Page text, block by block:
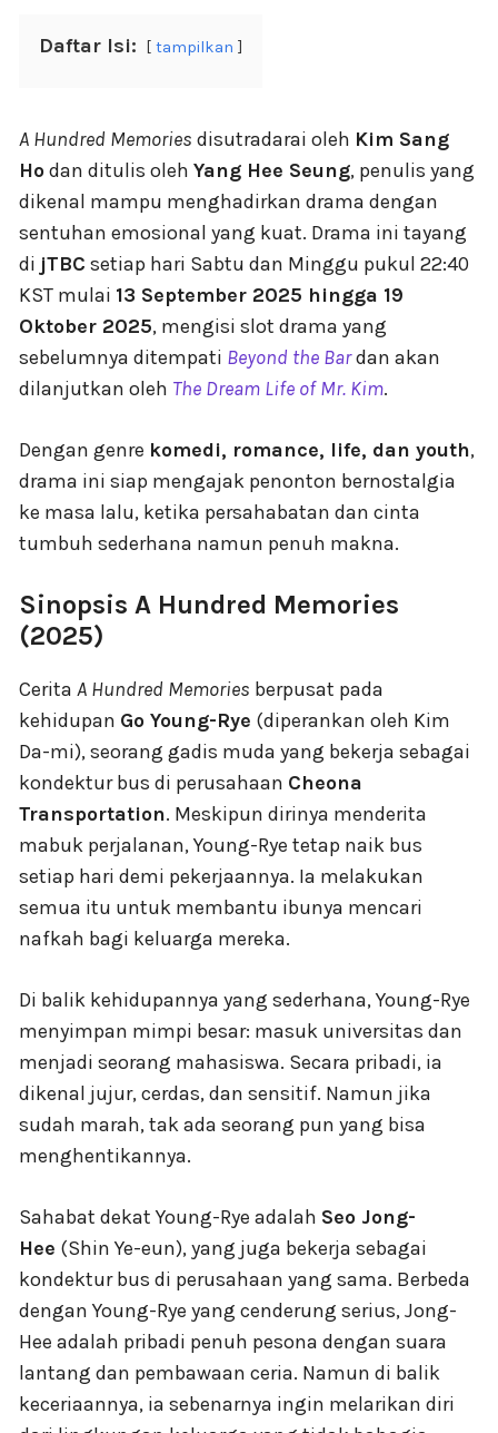
Daftar Isi: tampilkan
A Hundred Memories disutradarai oleh Kim Sang
Hodan ditulis oleh Yang Hee Seung, penulis yang
dikenal mampu menghadirkan drama dengan
sentuhan emosional yang kuat. Drama ini tayang
di jTBC setiap hari Sabtu dan Minggu pukul 22:40
KST mulai 13 September 2025 hingga 19
Oktober 2025, mengisi slot drama yang
sebelumnya ditempati Beyond the Bardan akan
dilanjutkan oleh The Dream Life of Mr. Kim.
Dengan genre komedi, romance, life, dan youth,
drama ini siap mengajak penonton bernostalgia
ke masa lalu, ketika persahabatan dan cinta
tumbuh sederhana namun penuh makna.
Sinopsis A Hundred Memories
(2025)
Cerita A Hundred Memories berpusat pada
kehidupan Go Young-Rye (diperankan oleh Kim
Da-mi), seorang gadis muda yang bekerja sebagai
kondektur bus di perusahaan Cheona
Transportation. Meskipun dirinya menderita
mabuk perjalanan, Young-Rye tetap naik bus
setiap hari demi pekerjaannya. Ia melakukan
semua itu untuk membantu ibunya mencari
nafkah bagi keluarga mereka.
Di balik kehidupannya yang sederhana, Young-Rye
menyimpan mimpi besar: masuk universitas dan
menjadi seorang mahasiswa. Secara pribadi, ia
dikenal jujur, cerdas, dan sensitif. Namun jika
sudah marah, tak ada seorang pun yang bisa
menghentikannya.
Sahabat dekat Young-Rye adalah Seo Jong-
Hee (Shin Ye-eun), yang juga bekerja sebagai
kondektur bus di perusahaan yang sama. Berbeda
dengan Young-Rye yang cenderung serius, Jong-
Hee adalah pribadi penuh pesona dengan suara
lantang dan pembawaan ceria. Namun di balik
keceriaannya, ia sebenarnya ingin melarikan diri